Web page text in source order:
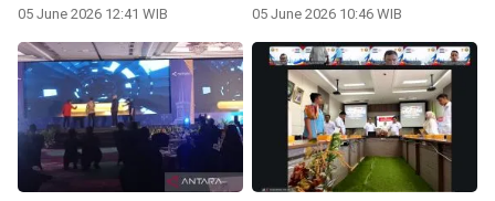
05 June 2026 12:41 WIB 05 June 2026 10:46 WIB